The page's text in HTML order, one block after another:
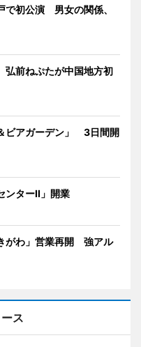
で初公演 男女の関係、
前ねぷたが中国地方初
ビアガーデン」 3日間開
ンターII」開業
がわ」営業再開 強アル
ス